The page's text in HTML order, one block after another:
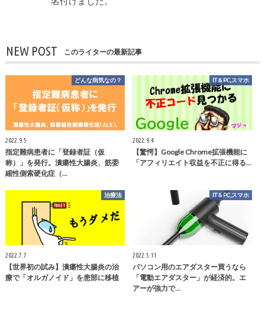
NEW POST このライターの最新記事
どんな病気なの？
2022.9.5
指定難病患者に「登録者証（仮
称）」を発行。潰瘍性大腸炎、筋委
縮性側索硬化症（…
IT＆PC,スマホ
2022.9.4
【驚愕】Google Chrome拡張機能に
「アフィリエイト収益を不正に得る…
治療法
2022.7.7
【世界初の試み】潰瘍性大腸炎の治
療で「オルガノイド」を患部に移植
IT＆PC,スマホ
2022.5.11
パソコン用のエアダスター買うなら
「電動エアダスター」が経済的。エ
アーが強力で…